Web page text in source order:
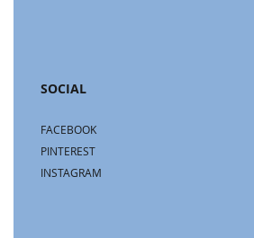
SOCIAL
FACEBOOK
PINTEREST
INSTAGRAM